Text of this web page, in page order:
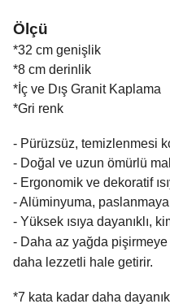
Ölçü
*32 cm genişlik
*8 cm derinlik
*İç ve Dış Granit Kaplama
*Gri renk
- Pürüzsüz, temizlenmesi
- Doğal ve uzun ömürlü
- Ergonomik ve dekoratif
- Alüminyuma, paslanmaya
- Yüksek ısıya dayanıklı,
- Daha az yağda pişirmeye
daha lezzetli hale getirir.
*7 kata kadar daha